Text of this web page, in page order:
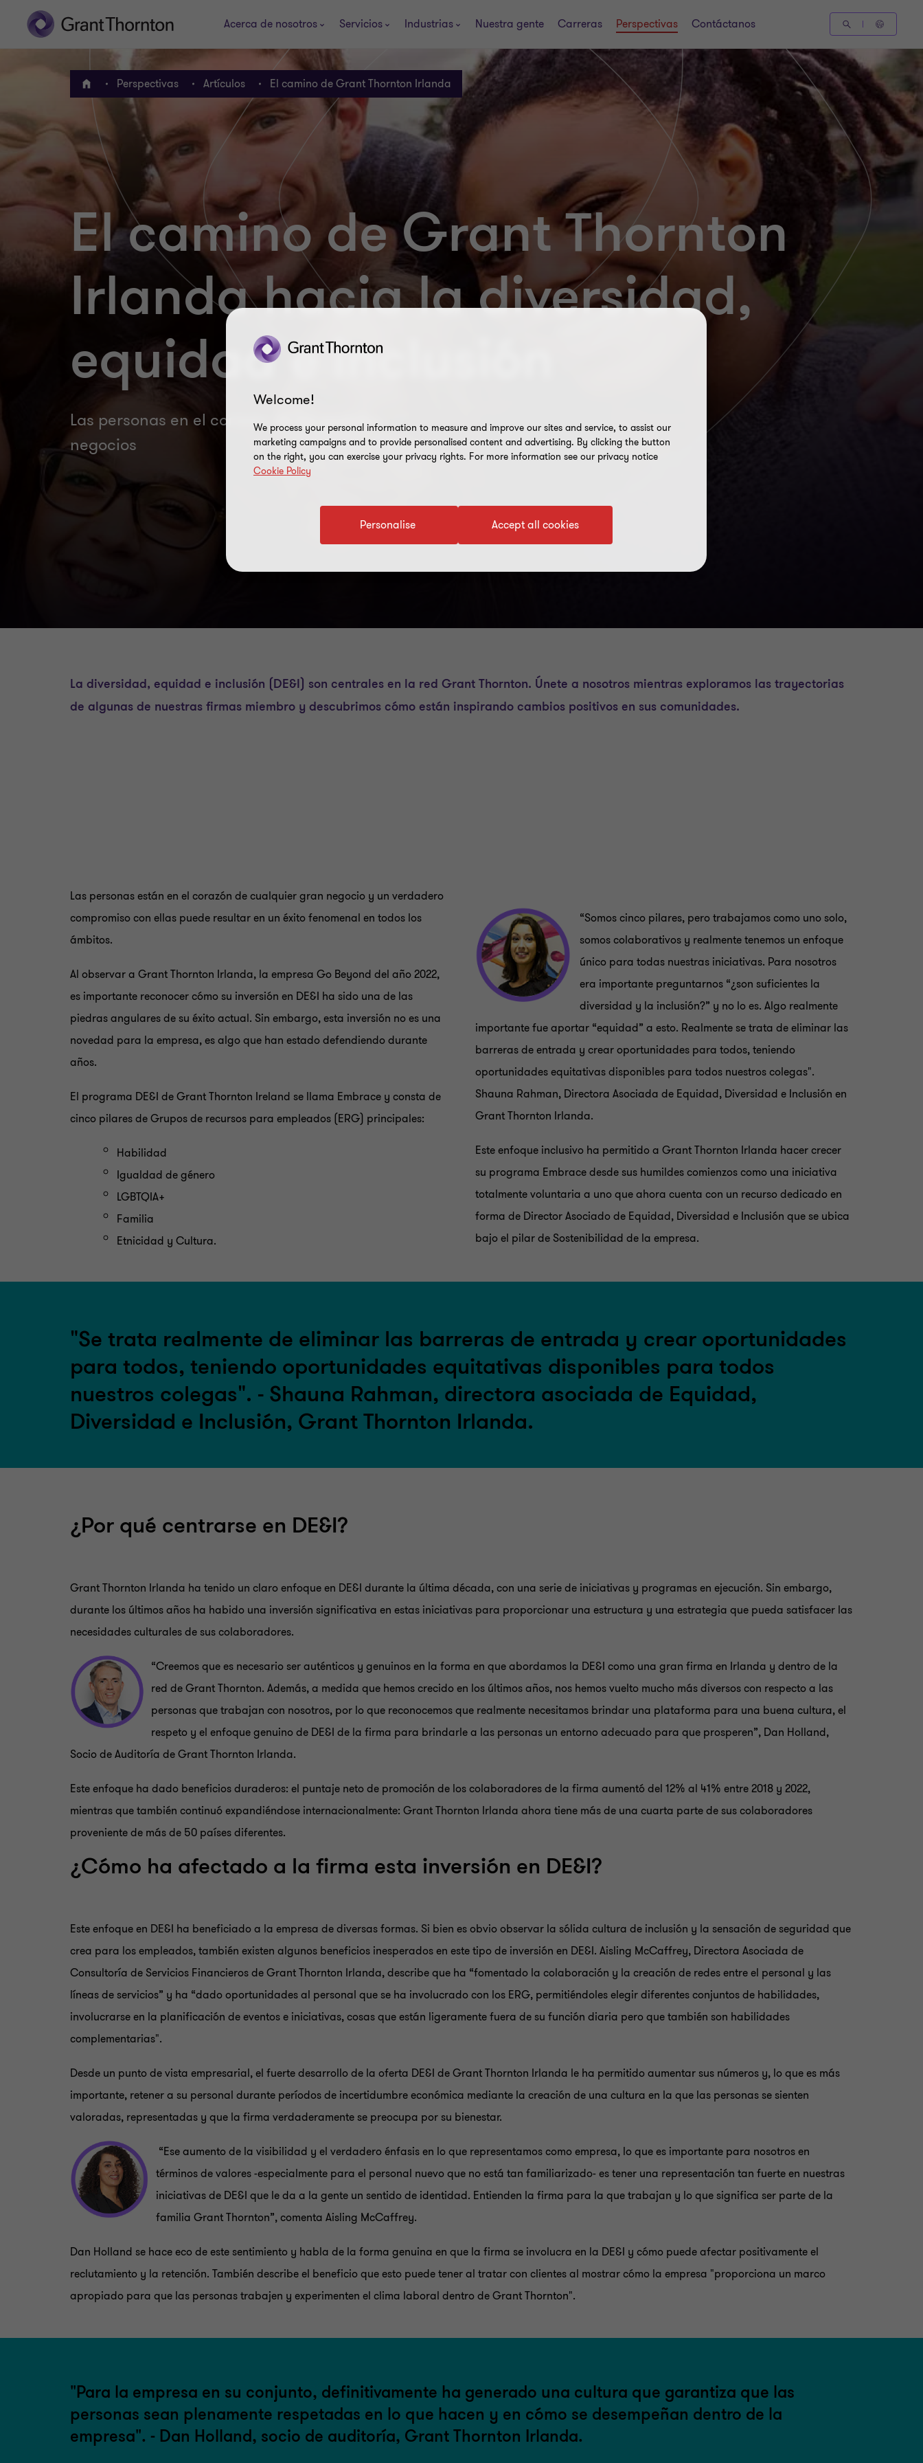
Acerca de nosotros Servicios Industrias Nuestra gente Carreras Perspectivas Contáctanos
INICIO Perspectivas Artículos El camino de Grant Thornton Irlanda
El camino de Grant Thornton
Irlanda hacia la diversidad,
equidad e inclusión
Las personas en el corazón de los grandes
negocios
La diversidad, equidad e inclusión (DE&I) son centrales en la red Grant Thornton. Únete a nosotros mientras exploramos las trayectorias
de algunas de nuestras firmas miembro y descubrimos cómo están inspirando cambios positivos en sus comunidades.
Las personas están en el corazón de cualquier gran negocio y un verdadero
compromiso con ellas puede resultar en un éxito fenomenal en todos los
ámbitos.
Al observar a Grant Thornton Irlanda, la empresa Go Beyond del año 2022,
es importante reconocer cómo su inversión en DE&I ha sido una de las
piedras angulares de su éxito actual. Sin embargo, esta inversión no es una
novedad para la empresa, es algo que han estado defendiendo durante
años.
El programa DE&I de Grant Thornton Ireland se llama Embrace y consta de
cinco pilares de Grupos de recursos para empleados (ERG) principales:
Habilidad
Igualdad de género
LGBTQIA+
Familia
Etnicidad y Cultura.
“Somos cinco pilares, pero trabajamos como uno solo,
somos colaborativos y realmente tenemos un enfoque
único para todas nuestras iniciativas. Para nosotros
era importante preguntarnos “¿son suficientes la
diversidad y la inclusión?” y no lo es. Algo realmente
importante fue aportar “equidad” a esto. Realmente se trata de eliminar las
barreras de entrada y crear oportunidades para todos, teniendo
oportunidades equitativas disponibles para todos nuestros colegas".
Shauna Rahman, Directora Asociada de Equidad, Diversidad e Inclusión en
Grant Thornton Irlanda.
Este enfoque inclusivo ha permitido a Grant Thornton Irlanda hacer crecer
su programa Embrace desde sus humildes comienzos como una iniciativa
totalmente voluntaria a uno que ahora cuenta con un recurso dedicado en
forma de Director Asociado de Equidad, Diversidad e Inclusión que se ubica
bajo el pilar de Sostenibilidad de la empresa.
"Se trata realmente de eliminar las barreras de entrada y crear oportunidades
para todos, teniendo oportunidades equitativas disponibles para todos
nuestros colegas". - Shauna Rahman, directora asociada de Equidad,
Diversidad e Inclusión, Grant Thornton Irlanda.
¿Por qué centrarse en DE&I?
Grant Thornton Irlanda ha tenido un claro enfoque en DE&I durante la última década, con una serie de iniciativas y programas en ejecución. Sin embargo,
durante los últimos años ha habido una inversión significativa en estas iniciativas para proporcionar una estructura y una estrategia que pueda satisfacer las
necesidades culturales de sus colaboradores.
“Creemos que es necesario ser auténticos y genuinos en la forma en que abordamos la DE&I como una gran firma en Irlanda y dentro de la
red de Grant Thornton. Además, a medida que hemos crecido en los últimos años, nos hemos vuelto mucho más diversos con respecto a las
personas que trabajan con nosotros, por lo que reconocemos que realmente necesitamos brindar una plataforma para una buena cultura, el
respeto y el enfoque genuino de DE&I de la firma para brindarle a las personas un entorno adecuado para que prosperen”, Dan Holland,
Socio de Auditoría de Grant Thornton Irlanda.
Este enfoque ha dado beneficios duraderos: el puntaje neto de promoción de los colaboradores de la firma aumentó del 12% al 41% entre 2018 y 2022,
mientras que también continuó expandiéndose internacionalmente: Grant Thornton Irlanda ahora tiene más de una cuarta parte de sus colaboradores
proveniente de más de 50 países diferentes.
¿Cómo ha afectado a la firma esta inversión en DE&I?
Este enfoque en DE&I ha beneficiado a la empresa de diversas formas. Si bien es obvio observar la sólida cultura de inclusión y la sensación de seguridad que
crea para los empleados, también existen algunos beneficios inesperados en este tipo de inversión en DE&I. Aisling McCaffrey, Directora Asociada de
Consultoría de Servicios Financieros de Grant Thornton Irlanda, describe que ha “fomentado la colaboración y la creación de redes entre el personal y las
líneas de servicios” y ha “dado oportunidades al personal que se ha involucrado con los ERG, permitiéndoles elegir diferentes conjuntos de habilidades,
involucrarse en la planificación de eventos e iniciativas, cosas que están ligeramente fuera de su función diaria pero que también son habilidades
complementarias".
Desde un punto de vista empresarial, el fuerte desarrollo de la oferta DE&I de Grant Thornton Irlanda le ha permitido aumentar sus números y, lo que es más
importante, retener a su personal durante períodos de incertidumbre económica mediante la creación de una cultura en la que las personas se sienten
valoradas, representadas y que la firma verdaderamente se preocupa por su bienestar.
“Ese aumento de la visibilidad y el verdadero énfasis en lo que representamos como empresa, lo que es importante para nosotros en
términos de valores -especialmente para el personal nuevo que no está tan familiarizado- es tener una representación tan fuerte en nuestras
iniciativas de DE&I que le da a la gente un sentido de identidad. Entienden la firma para la que trabajan y lo que significa ser parte de la
familia Grant Thornton”, comenta Aisling McCaffrey.
Dan Holland se hace eco de este sentimiento y habla de la forma genuina en que la firma se involucra en la DE&I y cómo puede afectar positivamente el
reclutamiento y la retención. También describe el beneficio que esto puede tener al tratar con clientes al mostrar cómo la empresa "proporciona un marco
apropiado para que las personas trabajen y experimenten el clima laboral dentro de Grant Thornton".
"Para la empresa en su conjunto, definitivamente ha generado una cultura que garantiza que las
personas sean plenamente respetadas en lo que hacen y en cómo se desempeñan dentro de la
empresa". - Dan Holland, socio de auditoría, Grant Thornton Irlanda.
Welcome!
We process your personal information to measure and improve our sites and service, to assist our
marketing campaigns and to provide personalised content and advertising. By clicking the button
on the right, you can exercise your privacy rights. For more information see our privacy notice
Cookie Policy
Accept all cookies
Personalise